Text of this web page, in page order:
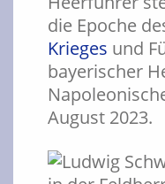
die Epoche
Krieges und
bayerischer
August 2023.